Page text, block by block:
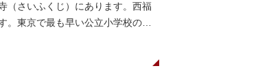
（さいふくじ）にあります。西福
東京で最も早い公立小学校の一